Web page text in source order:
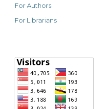
For Authors
For Librarians